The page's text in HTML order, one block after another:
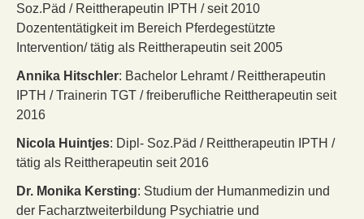
Soz.Päd / Reittherapeutin IPTH / seit 2010
Dozententätigkeit im Bereich Pferdegestützte
Intervention/ tätig als Reittherapeutin seit 2005
Annika Hitschler: Bachelor Lehramt / Reittherapeutin
IPTH / Trainerin TGT / freiberufliche Reittherapeutin seit
2016
Nicola Huintjes: Dipl- Soz.Päd / Reittherapeutin IPTH /
tätig als Reittherapeutin seit 2016
Dr. Monika Kersting: Studium der Humanmedizin und
der Facharztweiterbildung Psychiatrie und